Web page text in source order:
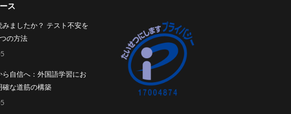
ス
みましたか？ テスト不安を
の方法
ら自信へ：外国語学習にお
確な道筋の構築